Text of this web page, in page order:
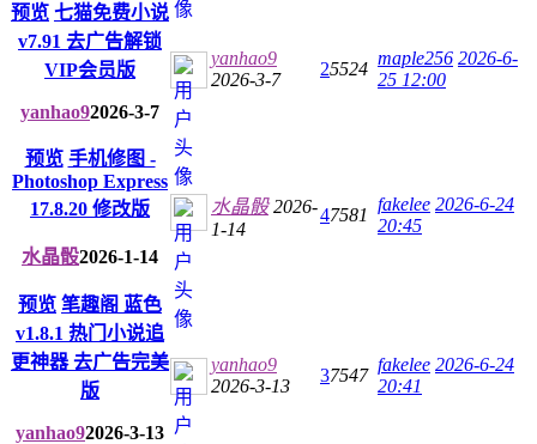
预览 七猫免费小说
v7.91 去广告解锁
VIP会员版
yanhao92026-3-7
yanhao9
2026-3-7
25524
maple256 2026-6-
25 12:00
预览 手机修图 -
Photoshop Express
17.8.20 修改版
水晶骰2026-1-14
水晶骰 2026-
1-14
47581
fakelee 2026-6-24
20:45
预览 笔趣阁 蓝色
v1.8.1 热门小说追
更神器 去广告完美
版
yanhao92026-3-13
yanhao9
2026-3-13
37547
fakelee 2026-6-24
20:41